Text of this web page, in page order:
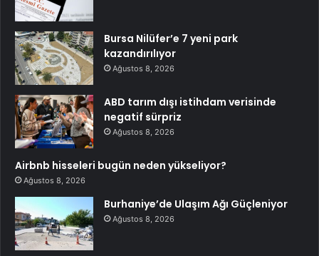
Bursa Nilüfer’e 7 yeni park
kazandırılıyor
Ağustos 8, 2026
ABD tarım dışı istihdam verisinde
negatif sürpriz
Ağustos 8, 2026
Airbnb hisseleri bugün neden yükseliyor?
Ağustos 8, 2026
Burhaniye’de Ulaşım Ağı Güçleniyor
Ağustos 8, 2026